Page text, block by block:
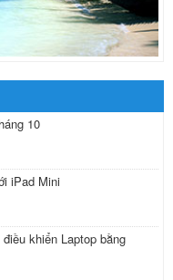
10
iPad Mini
khiển Laptop bằng